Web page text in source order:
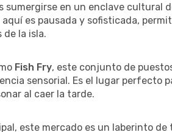
sumergirse en un enclave cultural
es pausada y sofisticada,
de la isla.
Fish Fry, este conjunto de
sensorial. Es el lugar
al caer la tarde.
este mercado es un laberinto